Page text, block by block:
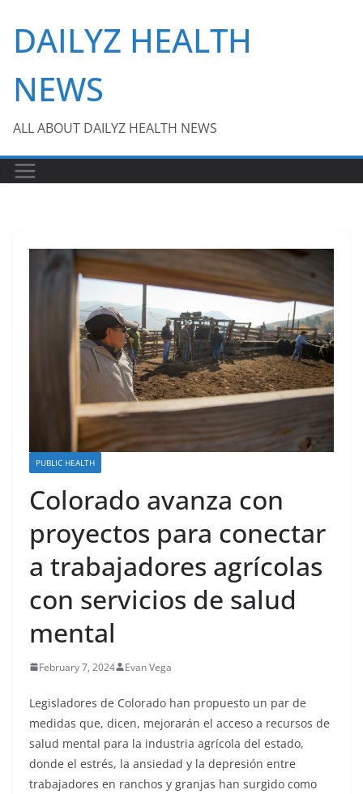
content
DAILYZ HEALTH
NEWS
ALL ABOUT DAILYZ HEALTH NEWS
PUBLIC HEALTH
Colorado avanza con
proyectos para conectar
a trabajadores agrícolas
con servicios de salud
mental
February 7, 2024 Evan Vega
Legisladores de Colorado han propuesto un par de
medidas que, dicen, mejorarán el acceso a recursos de
salud mental para la industria agrícola del estado,
donde el estrés, la ansiedad y la depresión entre
trabajadores en ranchos y granjas han surgido como